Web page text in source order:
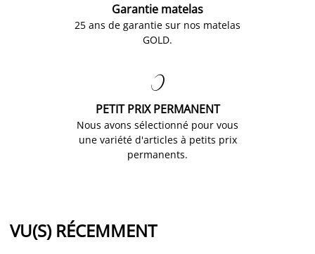
Garantie matelas
25 ans de garantie sur nos matelas
GOLD.

PETIT PRIX PERMANENT
Nous avons sélectionné pour vous
une variété d'articles à petits prix
permanents.
VU(S) RÉCEMMENT